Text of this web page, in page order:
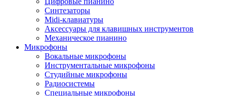
Синтезаторы
Midi-клавиатуры
Аксессуары для клавишных инструментов
Механическое пианино
Микрофоны
Вокальные микрофоны
Инструментальные микрофоны
Студийные микрофоны
Радиосистемы
Специальные микрофоны